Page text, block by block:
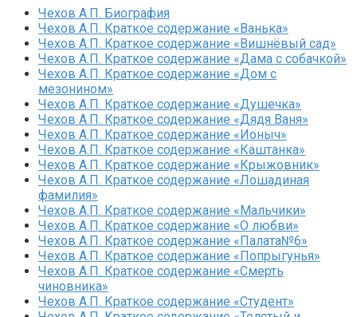
Чехов А.П. Биография
Чехов А.П. Краткое содержание «Ванька»
Чехов А.П. Краткое содержание «Вишнёвый сад»
Чехов А.П. Краткое содержание «Дама с собачкой»
Чехов А.П. Краткое содержание «Дом с
мезонином»
Чехов А.П. Краткое содержание «Душечка»
Чехов А.П. Краткое содержание «Дядя Ваня»
Чехов А.П. Краткое содержание «Ионыч»
Чехов А.П. Краткое содержание «Каштанка»
Чехов А.П. Краткое содержание «Крыжовник»
Чехов А.П. Краткое содержание «Лошадиная
фамилия»
Чехов А.П. Краткое содержание «Мальчики»
Чехов А.П. Краткое содержание «О любви»
Чехов А.П. Краткое содержание «Палата№6»
Чехов А.П. Краткое содержание «Попрыгунья»
Чехов А.П. Краткое содержание «Смерть
чиновника»
Чехов А.П. Краткое содержание «Студент»